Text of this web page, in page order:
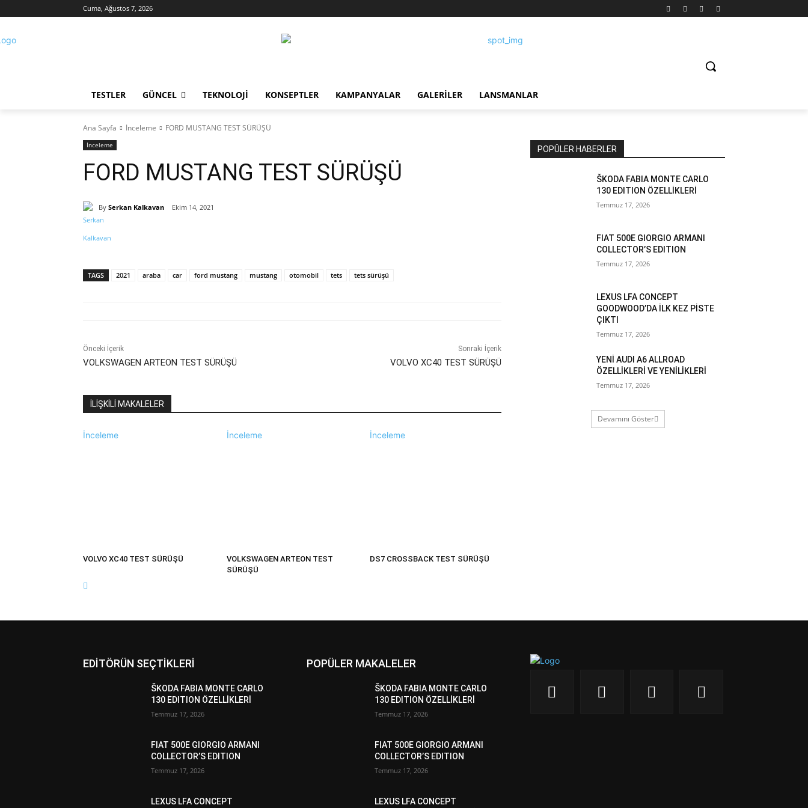
Cuma, Ağustos 7, 2026
TESTLER GÜNCEL TEKNOLOJI KONSEPTLER KAMPANYALAR GALERILER LANSMANLAR
Ana Sayfa İnceleme FORD MUSTANG TEST SÜRÜŞÜ
İnceleme
FORD MUSTANG TEST SÜRÜŞÜ
By Serkan Kalkavan Ekim 14, 2021
TAGS 2021 araba car ford mustang mustang otomobil tets tets sürüşü
Önceki İçerik
VOLKSWAGEN ARTEON TEST SÜRÜŞÜ
Sonraki İçerik
VOLVO XC40 TEST SÜRÜŞÜ
İLİŞKİLİ MAKALELER
İnceleme
VOLVO XC40 TEST SÜRÜŞÜ
İnceleme
VOLKSWAGEN ARTEON TEST
SÜRÜŞÜ
İnceleme
DS7 CROSSBACK TEST SÜRÜŞÜ
POPÜLER HABERLER
ŠKODA FABIA MONTE CARLO
130 EDITION ÖZELLİKLERİ
Temmuz 17, 2026
FIAT 500E GIORGIO ARMANI
COLLECTOR’S EDITION
Temmuz 17, 2026
LEXUS LFA CONCEPT
GOODWOOD’DA İLK KEZ PİSTE
ÇIKTI
Temmuz 17, 2026
YENİ AUDI A6 ALLROAD
ÖZELLİKLERİ VE YENİLİKLERİ
Temmuz 17, 2026
Devamını Göster
EDİTÖRÜN SEÇTİKLERİ
ŠKODA FABIA MONTE CARLO
130 EDITION ÖZELLİKLERİ
Temmuz 17, 2026
FIAT 500E GIORGIO ARMANI
COLLECTOR’S EDITION
Temmuz 17, 2026
LEXUS LFA CONCEPT
POPÜLER MAKALELER
ŠKODA FABIA MONTE CARLO
130 EDITION ÖZELLİKLERİ
Temmuz 17, 2026
FIAT 500E GIORGIO ARMANI
COLLECTOR’S EDITION
Temmuz 17, 2026
LEXUS LFA CONCEPT